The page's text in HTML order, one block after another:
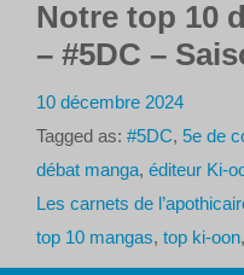
Notre top 10
– #5DC –
10 décembre 2024
Tagged as: #5DC, 5e de
débat manga, éditeur Ki-
Les carnets de
top 10 mangas, top ki-oon,